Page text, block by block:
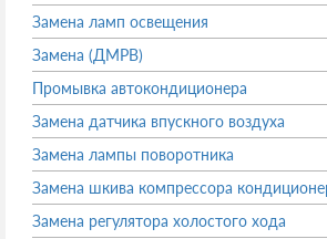
Замена ламп освещения
Замена (ДМРВ)
Промывка автокондиционера
Замена датчика впускного воздуха
Замена лампы поворотника
Замена шкива компрессора
Замена регулятора холостого хода